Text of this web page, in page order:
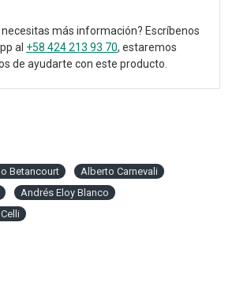
más información? Escríbenos
al +58 424 213 93 70, estaremos
de ayudarte con este producto.
Betancourt
Alberto Carnevali
Andrés Eloy Blanco